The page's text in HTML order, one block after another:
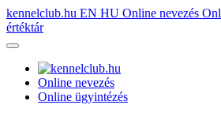
kennelclub.hu EN HU Online nevezés
értéktár
Online nevezés
Online ügyintézés